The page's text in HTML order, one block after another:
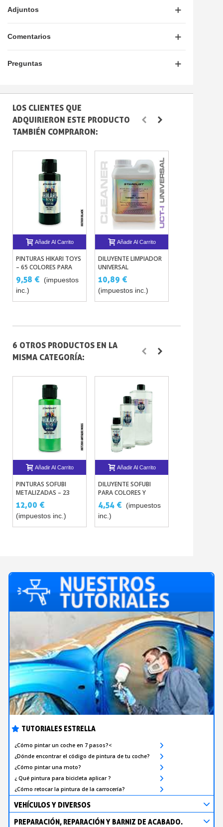
TUTORIALES ESTRELLA
¿Cómo pintar un coche en 7 pasos?<
¿Dónde encontrar el código de pintura de tu coche?
¿Cómo pintar una moto?
¿ Qué pintura para bicicleta aplicar ?
¿Cómo retocar la pintura de la carrocería?
VEHÍCULOS Y DIVERSOS
PREPARACIÓN, REPARACIÓN Y BARNIZ DE ACABADO.
Adjuntos
Comentarios
Preguntas
LOS CLIENTES QUE
ADQUIRIERON ESTE PRODUCTO
TAMBIÉN COMPRARON:
Añadir Al Carrito
PINTURAS HIKARI TOYS
– 65 COLORES PARA
JUGUETES Y MUÑECAS
SOFUBI
9,58 €
(impuestos
inc.)
Añadir Al Carrito
DILUYENTE LIMPIADOR
UNIVERSAL
(SOLVENTADO)
10,89 €
(impuestos inc.)
6 OTROS PRODUCTOS EN LA
MISMA CATEGORÍA:
Añadir Al Carrito
PINTURAS SOFUBI
METALIZADAS – 23
TINTAS
12,00 €
(impuestos inc.)
Añadir Al Carrito
DILUYENTE SOFUBI
PARA COLORES Y
BARNICES
4,54 €
(impuestos
inc.)